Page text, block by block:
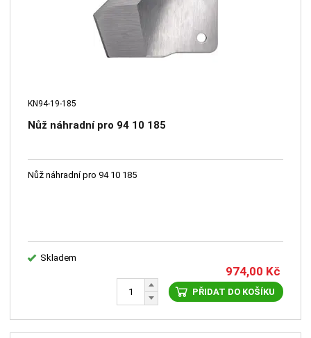
KN94-19-185
Nůž náhradní pro 94 10 185
Nůž náhradní pro 94 10 185
Skladem
974,00 Kč
PŘIDAT DO KOŠÍKU